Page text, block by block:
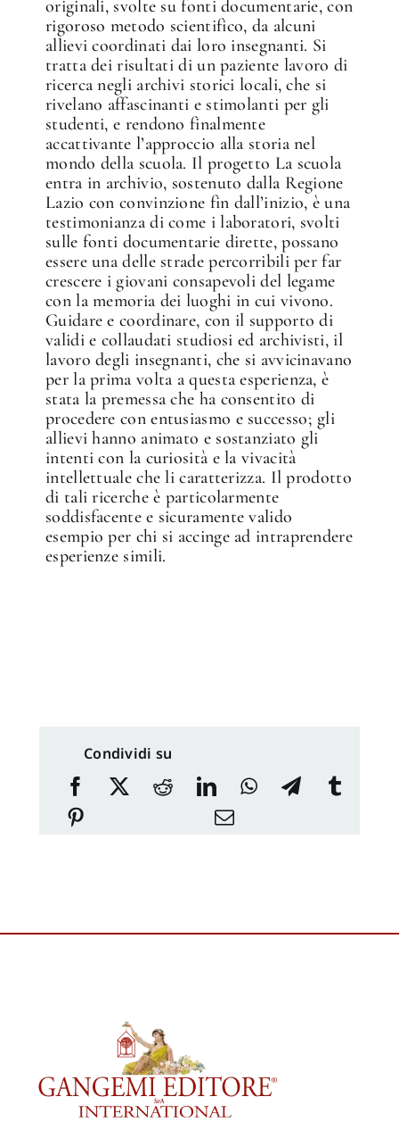
originali, svolte su fonti documentarie, con
rigoroso metodo scientifico, da alcuni
allievi coordinati dai loro insegnanti. Si
tratta dei risultati di un paziente lavoro di
ricerca negli archivi storici locali, che si
rivelano affascinanti e stimolanti per gli
studenti, e rendono finalmente
accattivante l’approccio alla storia nel
mondo della scuola. Il progetto La scuola
entra in archivio, sostenuto dalla Regione
Lazio con convinzione fin dall’inizio, è una
testimonianza di come i laboratori, svolti
sulle fonti documentarie dirette, possano
essere una delle strade percorribili per far
crescere i giovani consapevoli del legame
con la memoria dei luoghi in cui vivono.
Guidare e coordinare, con il supporto di
validi e collaudati studiosi ed archivisti, il
lavoro degli insegnanti, che si avvicinavano
per la prima volta a questa esperienza, è
stata la premessa che ha consentito di
procedere con entusiasmo e successo; gli
allievi hanno animato e sostanziato gli
intenti con la curiosità e la vivacità
intellettuale che li caratterizza. Il prodotto
di tali ricerche è particolarmente
soddisfacente e sicuramente valido
esempio per chi si accinge ad intraprendere
esperienze simili.
Condividi su